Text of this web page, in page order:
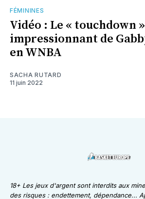
FÉMININES
Vidéo : Le « touchdown »
impressionnant de
en WNBA
SACHA RUTARD
11 juin 2022
18+ Les jeux d'argent sont interdits aux
des risques : endettement, dépendance...